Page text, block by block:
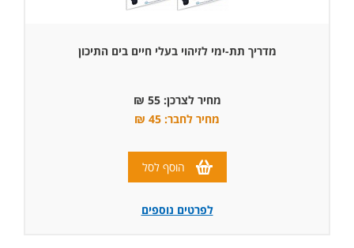
מדריך תת-ימי לזיהוי בעלי חיים בים התיכון
מחיר לצרכן: 55 ₪
מחיר לחבר: 45 ₪
הוסף לסל
לפרטים נוספים